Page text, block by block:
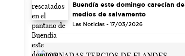
Buendía este domingo carecían de
medios de salvamento
Las Noticias - 17/03/2026